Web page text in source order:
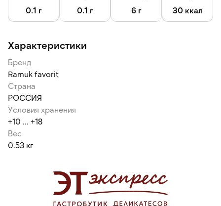
0.1 г 0.1 г 6 г 30 ккал
Характеристики
Бренд
Ramuk favorit
Страна
РОССИЯ
Условия хранения
+10 ... +18
Вес
0.53 кг